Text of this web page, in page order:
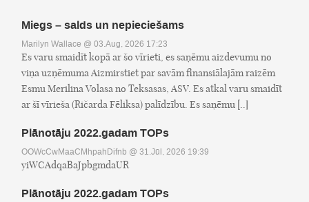
Miegs – salds un nepieciešams
Marilyn Wallace @ 03.Aug, 2026 17:23
Es varu smaidīt kopā ar šo vīrieti, es saņēmu aizdevumu no
viņa uzņēmuma Aizmirstiet par savām finansiālajām raizēm
Esmu Merilina Volasa no Teksasas, ASV. Es atkal varu smaidīt
ar šī vīrieša (Ričarda Fēliksa) palīdzību. Es saņēmu [..]
Plānotāju 2022.gadam TOPs
OOWcCwMaaCMhpahDifnb @ 31.Jūl, 2026 19:39
yiWCAdqaBaJpbgmdaUR
Plānotāju 2022.gadam TOPs